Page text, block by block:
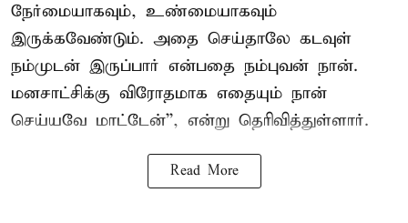
நேர்மையாகவும், உண்மையாகவும்
இருக்கவேண்டும். அதை செய்தாலே கடவுள்
நம்முடன் இருப்பார் என்பதை நம்புவன் நான்.
மனசாட்சிக்கு விரோதமாக எதையும் நான்
செய்யவே மாட்டேன்'', என்று தெரிவித்துள்ளார்.
Read More